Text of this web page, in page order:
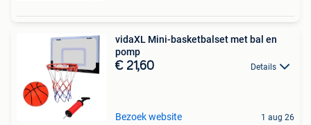
vidaXL Mini-basketbalset met bal en
pomp
€ 21,60 Details
Bezoek website 1 aug 26